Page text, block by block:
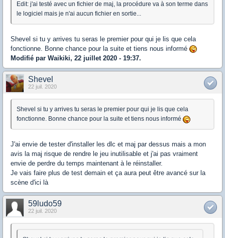
Edit: j'ai testé avec un fichier de maj, la procédure va à son terme dans
le logiciel mais je n'ai aucun fichier en sortie...
Shevel si tu y arrives tu seras le premier pour qui je lis que cela
fonctionne. Bonne chance pour la suite et tiens nous informé
Modifié par Waikiki, 22 juillet 2020 - 19:37.
Shevel
22 juil. 2020
Shevel si tu y arrives tu seras le premier pour qui je lis que cela
fonctionne. Bonne chance pour la suite et tiens nous informé
J'ai envie de tester d'installer les dlc et maj par dessus mais a mon
avis la maj risque de rendre le jeu inutilisable et j'ai pas vraiment
envie de perdre du temps maintenant à le réinstaller.
Je vais faire plus de test demain et ça aura peut être avancé sur la
scène d'ici là
59ludo59
22 juil. 2020